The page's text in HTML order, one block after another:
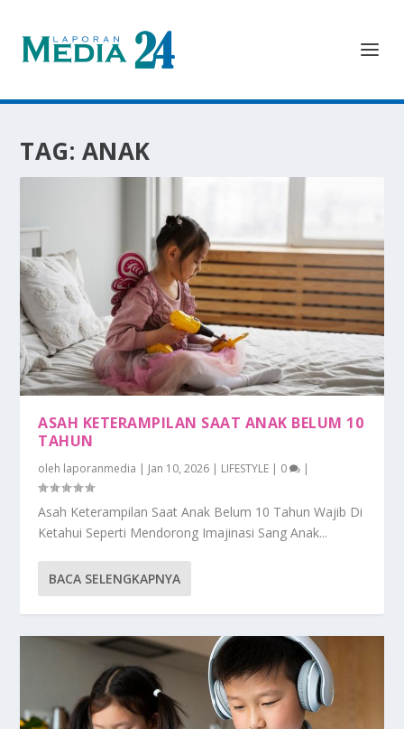
TAG: ANAK
ASAH KETERAMPILAN SAAT ANAK BELUM 10
TAHUN
oleh laporanmedia | Jan 10, 2026 | LIFESTYLE | 0 |
Asah Keterampilan Saat Anak Belum 10 Tahun Wajib Di
Ketahui Seperti Mendorong Imajinasi Sang Anak...
BACA SELENGKAPNYA